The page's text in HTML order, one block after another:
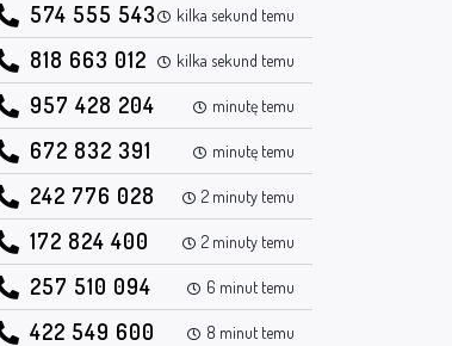
574 555 543 kilka sekund temu
818 663 012 kilka sekund temu
957 428 204 minutę temu
672 832 391 minutę temu
242 776 028 2 minuty temu
172 824 400 2 minuty temu
257 510 094 6 minut temu
422 549 600 8 minut temu